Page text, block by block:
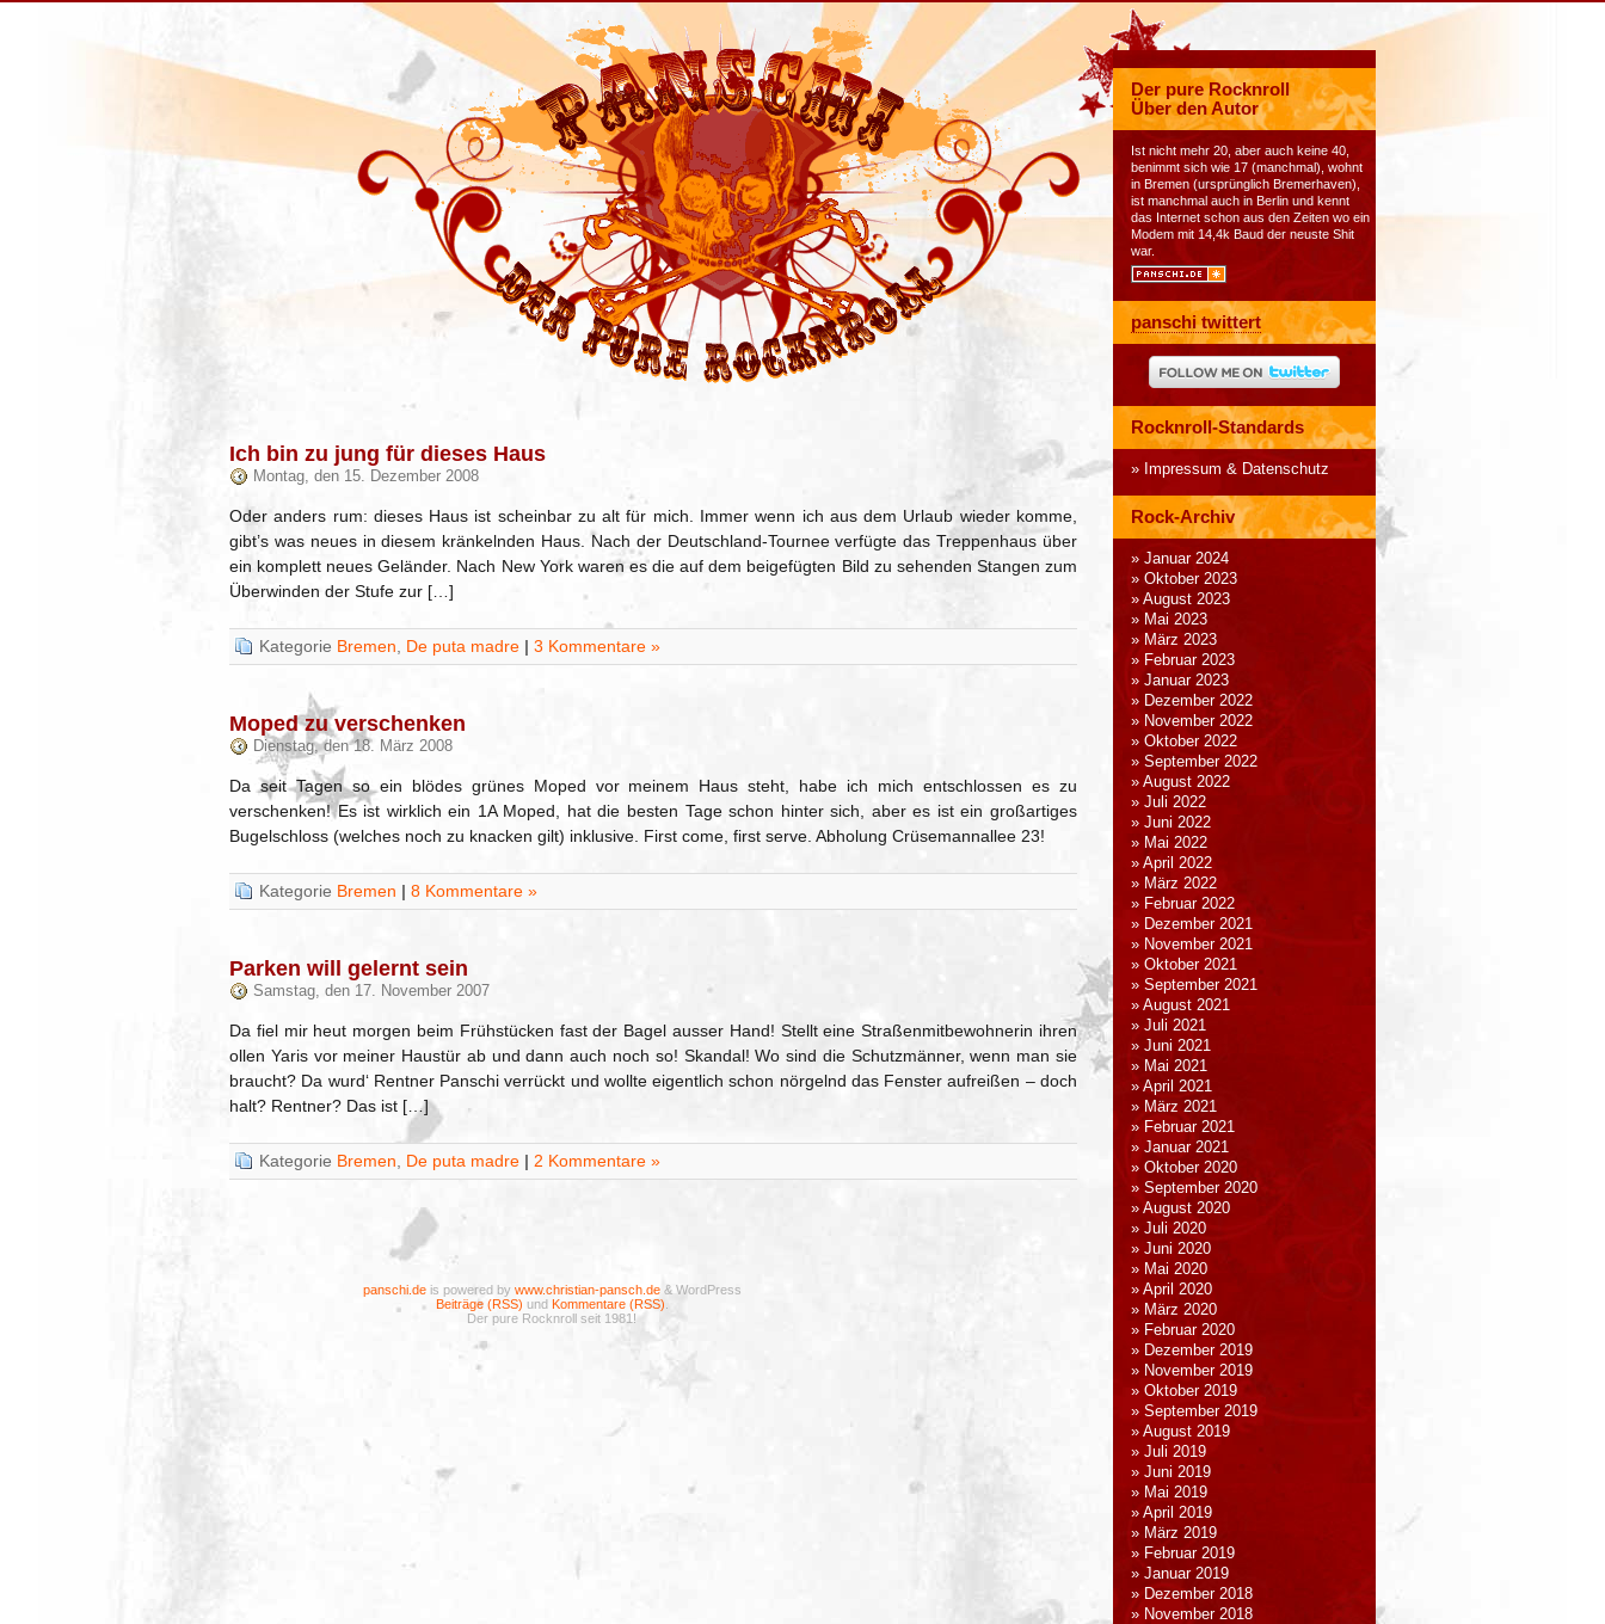
Ich bin zu jung für dieses Haus
Montag, den 15. Dezember 2008
Oder anders rum: dieses Haus ist scheinbar zu alt für mich. Immer wenn ich aus dem Urlaub wieder komme,
gibt’s was neues in diesem kränkelnden Haus. Nach der Deutschland-Tournee verfügte das Treppenhaus über
ein komplett neues Geländer. Nach New York waren es die auf dem beigefügten Bild zu sehenden Stangen zum
Überwinden der Stufe zur […]
Kategorie Bremen De puta madre | 3 Kommentare »
Moped zu verschenken
Dienstag, den 18. März 2008
Da seit Tagen so ein blödes grünes Moped vor meinem Haus steht, habe ich mich entschlossen es zu
verschenken! Es ist wirklich ein 1A Moped, hat die besten Tage schon hinter sich, aber es ist ein großartiges
Bugelschloss (welches noch zu knacken gilt) inklusive. First come, first serve. Abholung Crüsemannallee 23!
Kategorie Bremen | 8 Kommentare »
Parken will gelernt sein
Samstag, den 17. November 2007
Da fiel mir heut morgen beim Frühstücken fast der Bagel ausser Hand! Stellt eine Straßenmitbewohnerin ihren
ollen Yaris vor meiner Haustür ab und dann auch noch so! Skandal! Wo sind die Schutzmänner, wenn man sie
braucht? Da wurd‘ Rentner Panschi verrückt und wollte eigentlich schon nörgelnd das Fenster aufreißen – doch
halt? Rentner? Das ist […]
Kategorie Bremen De puta madre | 2 Kommentare »
Der pure Rocknroll
Über den Autor
Ist nicht mehr 20, aber auch keine 40,
benimmt sich wie 17 (manchmal), wohnt
in Bremen (ursprünglich Bremerhaven),
ist manchmal auch in Berlin und kennt
das Internet schon aus den Zeiten wo ein
Modem mit 14,4k Baud der neuste Shit
war.
panschi twittert
Rocknroll-Standards
Impressum & Datenschutz
Rock-Archiv
Januar 2024
Oktober 2023
August 2023
Mai 2023
März 2023
Februar 2023
Januar 2023
Dezember 2022
November 2022
Oktober 2022
September 2022
August 2022
Juli 2022
Juni 2022
Mai 2022
April 2022
März 2022
Februar 2022
Dezember 2021
November 2021
Oktober 2021
September 2021
August 2021
Juli 2021
Juni 2021
Mai 2021
April 2021
März 2021
Februar 2021
Januar 2021
Oktober 2020
September 2020
August 2020
Juli 2020
Juni 2020
Mai 2020
April 2020
März 2020
Februar 2020
Dezember 2019
November 2019
Oktober 2019
September 2019
August 2019
Juli 2019
Juni 2019
Mai 2019
April 2019
März 2019
Februar 2019
Januar 2019
Dezember 2018
November 2018
panschi.deis powered by www.christian-pansch.de& WordPress
Beiträge (RSS) und Kommentare (RSS)
Der pure Rocknroll seit 1981!